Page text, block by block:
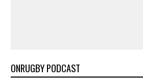
ONRUGBY PODCAST